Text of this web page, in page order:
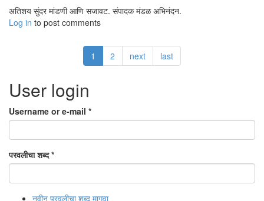
अतिशय सुंदर मांडणी आणि सजावट. संपादक मंडळ अभिनंदन.
Log in to post comments
1 2 next last
User login
Username or e-mail *
परवलीचा शब्द*
नवीन परवलीचा शब्द मागवा